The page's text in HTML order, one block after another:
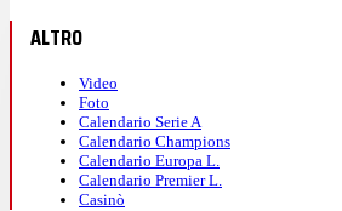
ALTRO
Video
Foto
Calendario Serie A
Calendario Champions
Calendario Europa L.
Calendario Premier L.
Casinò